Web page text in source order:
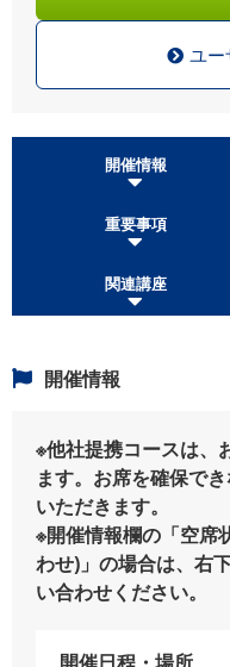
ユー
開催情報
重要事項
関連講座
開催情報
※他社提携コースは、
ます。お席を確保で
いただきます。
※開催情報欄の「空席
わせ)」の場合は、右
い合わせください。